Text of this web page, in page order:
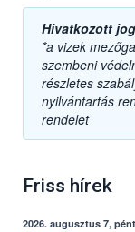
Hivatkozott
*a vizek
szembeni
részletes
nyilvántartás
rendelet
Friss hírek
2026. augusztus 7,